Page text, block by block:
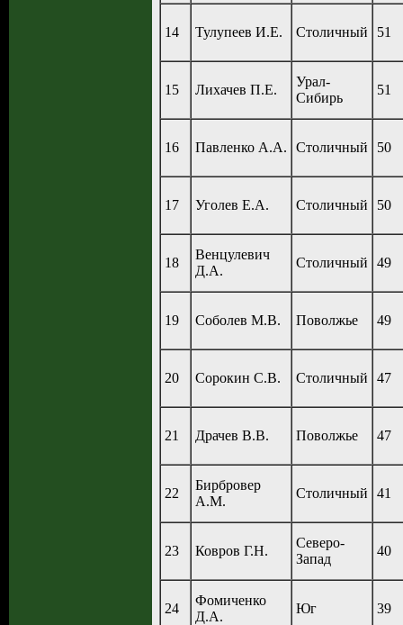
14 Тулупеев И.Е. Столичный 51
15 Лихачев П.Е.
Урал-
Сибирь
51
16 Павленко А.А. Столичный 50
17 Уголев Е.А. Столичный 50
18
Венцулевич
Д.А.
Столичный 49
19 Соболев М.В. Поволжье 49
20 Сорокин С.В. Столичный 47
21 Драчев В.В. Поволжье 47
22
Бирбровер
А.М.
Столичный 41
23 Ковров Г.Н.
Северо-
Запад
40
24
Фомиченко
Д.А.
Юг 39